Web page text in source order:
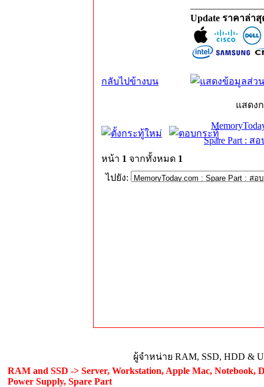
Update ราคาล่า
กลับไปข้างบน
แสดง
Spare Part : ส
หน้า 1 จากทั้งหมด 1
ไปยัง:
ผู้จำหน่าย RAM, SSD, HDD &
RAM and SSD -> Server, Workstation, Apple Mac, Notebook,
Power Supply, Spare Part